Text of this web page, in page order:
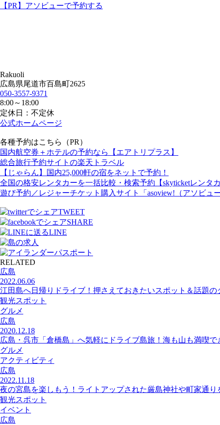
【PR】アソビューで予約する
Rakuoli
広島県尾道市百島町2625
050-3557-9371
8:00～18:00
定休日：不定休
公式ホームページ
各種予約はこちら（PR）
国内航空券＋ホテルの予約なら【エアトリプラス】
総合旅行予約サイトの楽天トラベル
【じゃらん】国内25,000軒の宿をネットで予約！
全国の格安レンタカーを一括比較・検索予約【skyticketレンタカ
遊び予約／レジャーチケット購入サイト「asoview!（アソビュー
TWEET
SHARE
LINE
RELATED
広島
2022.06.06
江田島へ日帰りドライブ！押さえておきたいスポット＆話題の
観光スポット
グルメ
広島
2020.12.18
広島・呉市「倉橋島」へ気軽にドライブ島旅！海も山も満喫で
グルメ
アクティビティ
広島
2022.11.18
夜の宮島を楽しもう！ライトアップされた厳島神社や町家通り
観光スポット
イベント
広島